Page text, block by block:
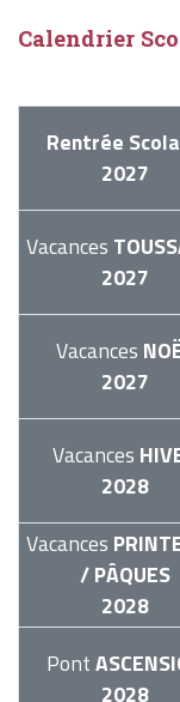
Calendrier
Rentrée
2027
Vacances
2027
Vacances
2027
Vacances
2028
Vacances
/ PÂQUES
2028
Pont
2028